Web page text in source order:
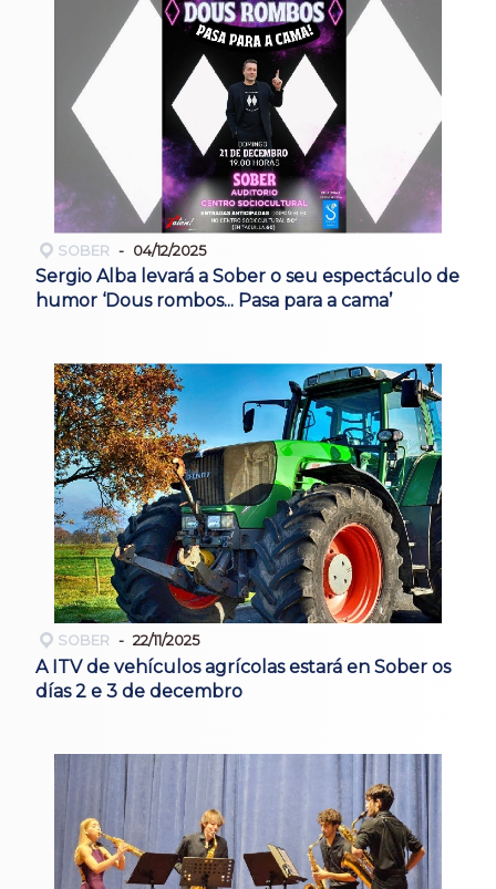
SOBER 04/12/2025
Sergio Alba levará a Sober o seu espectáculo de
humor ‘Dous rombos... Pasa para a cama’
SOBER 22/11/2025
A ITV de vehículos agrícolas estará en Sober os
días 2 e 3 de decembro